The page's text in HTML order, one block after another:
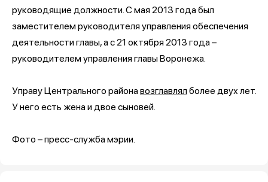
руководящие должности. С мая 2013 года был
заместителем руководителя управления обеспечения
деятельности главы, а с 21 октября 2013 года –
руководителем управления главы Воронежа.
Управу Центрального районавозглавлялболее двух лет.
У него есть жена и двое сыновей.
Фото – пресс-служба мэрии.